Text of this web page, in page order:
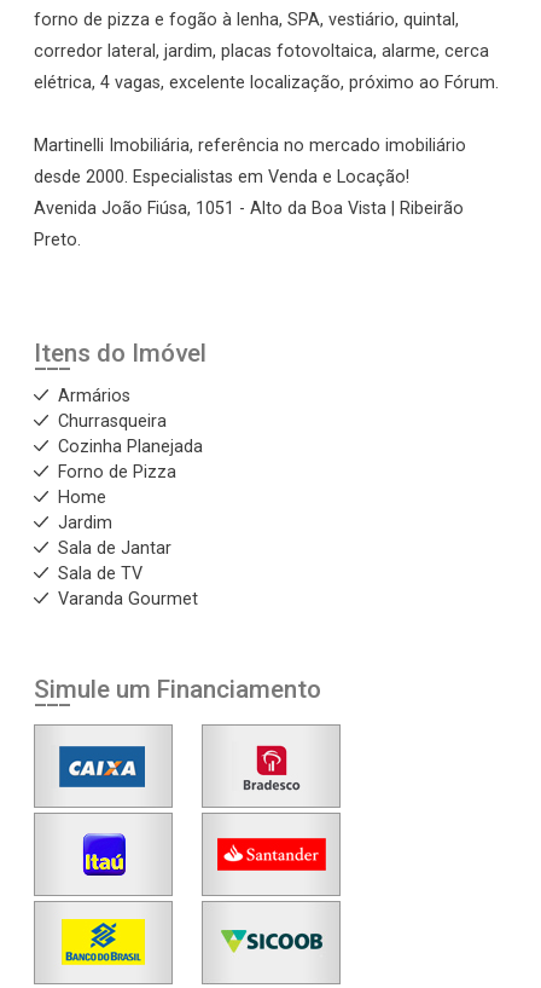
forno de pizza e fogão à lenha, SPA, vestiário, quintal,
corredor lateral, jardim, placas fotovoltaica, alarme, cerca
elétrica, 4 vagas, excelente localização, próximo ao Fórum.
Martinelli Imobiliária, referência no mercado imobiliário
desde 2000. Especialistas em Venda e Locação!
Avenida João Fiúsa, 1051 - Alto da Boa Vista | Ribeirão
Preto.
Itens do Imóvel
Armários
Churrasqueira
Cozinha Planejada
Forno de Pizza
Home
Jardim
Sala de Jantar
Sala de TV
Varanda Gourmet
Simule um Financiamento